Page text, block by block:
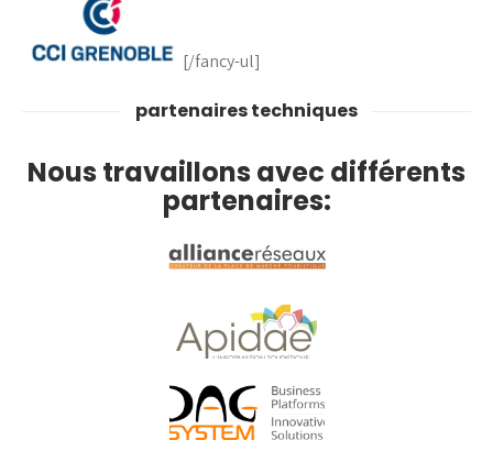
[/fancy-ul]
partenaires techniques
Nous travaillons avec différents
partenaires: